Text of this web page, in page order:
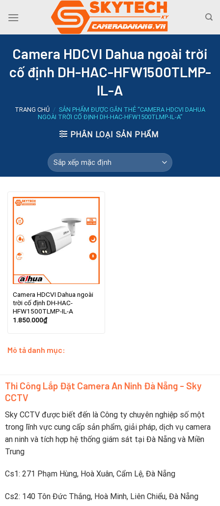
Camera HDCVI Dahua ngoài trời
cố định DH-HAC-HFW1500TLMP-
IL-A
TRANG CHỦ / SẢN PHẨM ĐƯỢC GẮN THẺ “CAMERA HDCVI DAHUA
NGOÀI TRỜI CỐ ĐỊNH DH-HAC-HFW1500TLMP-IL-A”
PHÂN LOẠI SẢN PHẨM
Camera HDCVI Dahua ngoài
trời cố định DH-HAC-
HFW1500TLMP-IL-A
1.850.000₫
Mô tả danh mục:
Thi Công Lắp Đặt Camera An Ninh Đà Nẵng - Sky
CCTV
Sky CCTV được biết đến là Công ty chuyên nghiệp số một
trong lĩnh vực cung cấp sản phẩm, giải pháp, dịch vụ camera
an ninh và tích hợp hệ thống giám sát tại Đà Nẵng và Miền
Trung
Cs1: 271 Phạm Hùng, Hoà Xuân, Cẩm Lệ, Đà Nẵng
Cs2: 140 Tôn Đức Thắng, Hoà Minh, Liên Chiểu, Đà Nẵng